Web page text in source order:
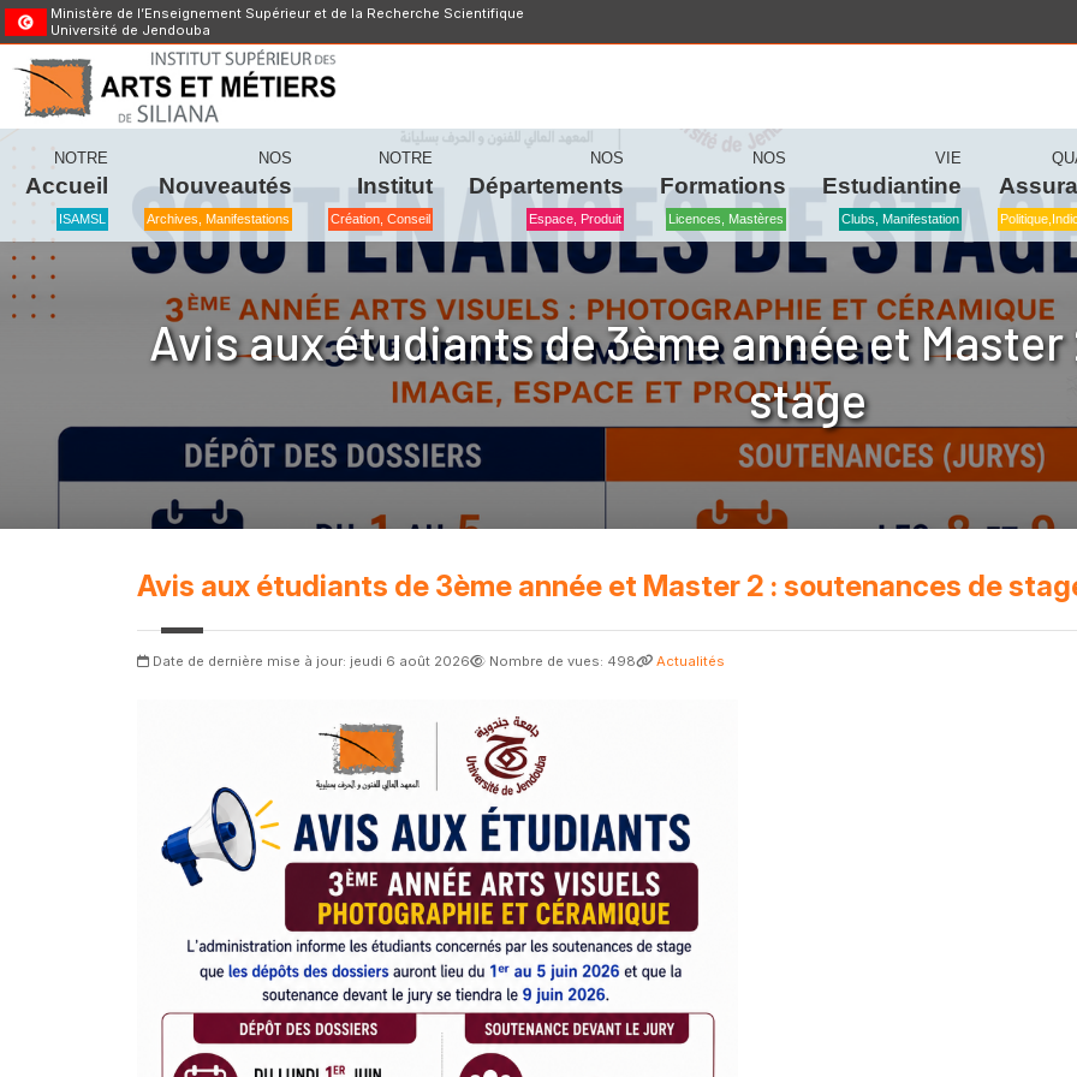
Ministère de l’Enseignement Supérieur et de la Recherche Scientifique
Université de Jendouba
NOTRE
Accueil
ISAMSL
NOS
Nouveautés
Archives, Manifestations
NOTRE
Institut
Création, Conseil
NOS
Départements
Espace, Produit
NOS
Formations
Licences, Mastères
VIE
Estudiantine
Clubs, Manifestation
Avis aux étudiants de 3ème année et
stage
Avis aux étudiants de 3ème année et Master 2 : soutenances de
Date de dernière mise à jour: jeudi 6 août 2026 Nombre de vues: 498 Actualités